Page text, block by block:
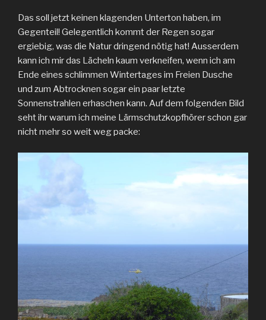
Das soll jetzt keinen klagenden Unterton haben, im
Gegenteil! Gelegentlich kommt der Regen sogar
ergiebig, was die Natur dringend nötig hat! Ausserdem
kann ich mir das Lächeln kaum verkneifen, wenn ich am
Ende eines schlimmen Wintertages im Freien Dusche
und zum Abtrocknen sogar ein paar letzte
Sonnenstrahlen erhaschen kann. Auf dem folgenden Bild
seht ihr warum ich meine Lärmschutzkopfhörer schon gar
nicht mehr so weit weg packe: